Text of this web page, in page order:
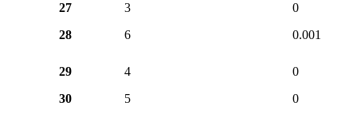
27
3
0
28
6 0.001
29 4
0
30
5
0